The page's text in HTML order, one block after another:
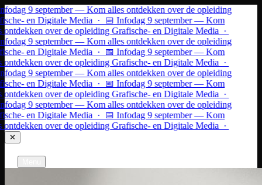
Ga naar inhoud
9 september — Kom alles ontdekken over de opleiding
en Digitale Media · 📅 Infodag 9 september — Kom
ontdekken over de opleiding Grafische- en Digitale Media ·
9 september — Kom alles ontdekken over de opleiding
en Digitale Media · 📅 Infodag 9 september — Kom
ontdekken over de opleiding Grafische- en Digitale Media ·
9 september — Kom alles ontdekken over de opleiding
en Digitale Media · 📅 Infodag 9 september — Kom
ontdekken over de opleiding Grafische- en Digitale Media ·
9 september — Kom alles ontdekken over de opleiding
en Digitale Media · 📅 Infodag 9 september — Kom
ontdekken over de opleiding Grafische- en Digitale Media ·
✕